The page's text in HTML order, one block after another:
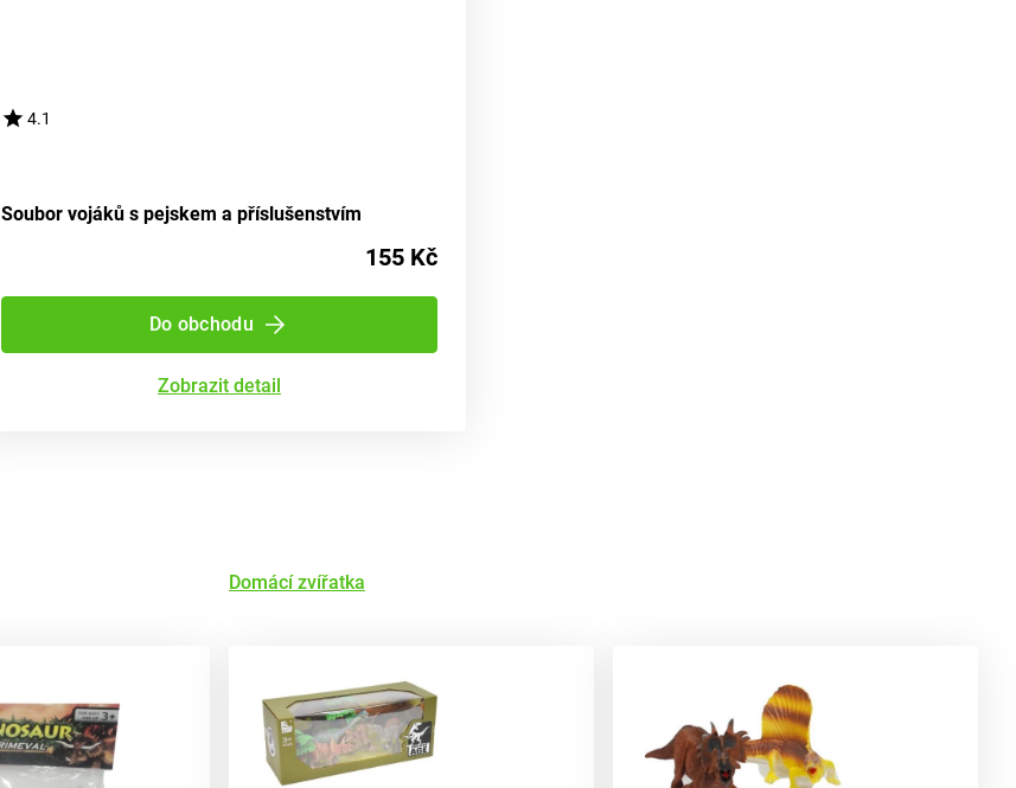
4.1
Soubor vojáků s pejskem a příslušenstvím
155 Kč
Do obchodu
Zobrazit detail
Domácí zvířatka